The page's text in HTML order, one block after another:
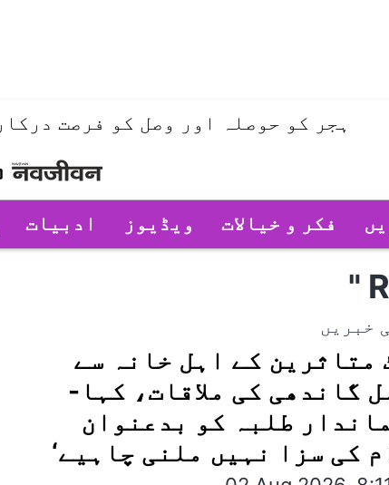
ہجر کو حوصلہ اور وصل کو فرصت درکار
فکر و خیالات ویڈیوز ادبیات
"
خبریں
متاثرین کے اہل خانہ سے
گاندھی کی ملاقات، کہا-
طلبہ کو بدعنوان
کی سزا نہیں ملنی چاہیے‘